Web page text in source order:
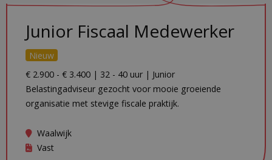
Junior Fiscaal Medewerker
Nieuw
€ 2.900 - € 3.400 | 32 - 40 uur | Junior
Belastingadviseur gezocht voor mooie groeiende
organisatie met stevige fiscale praktijk.
Waalwijk
Vast